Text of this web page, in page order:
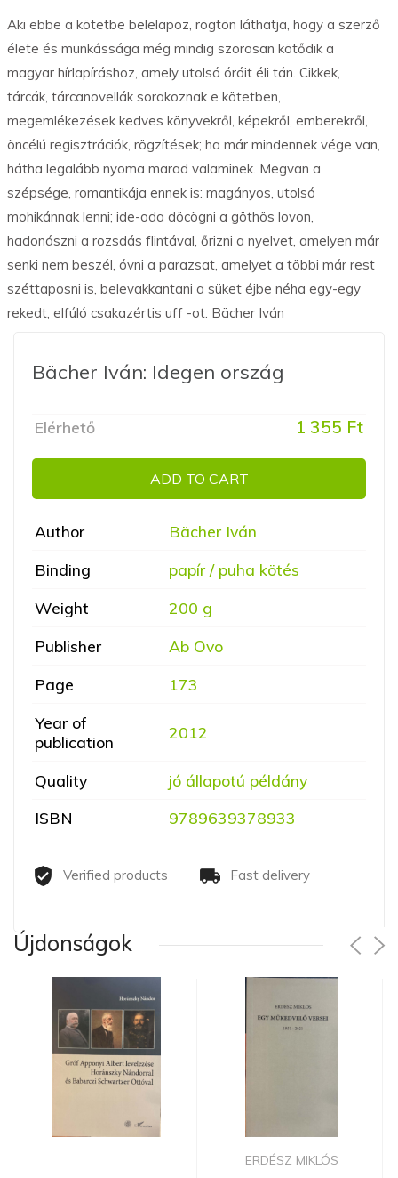
Aki ebbe a kötetbe belelapoz, rögtön láthatja, hogy a szerző
élete és munkássága még mindig szorosan kötődik a
magyar hírlapíráshoz, amely utolsó óráit éli tán. Cikkek,
tárcák, tárcanovellák sorakoznak e kötetben,
megemlékezések kedves könyvekről, képekről, emberekről,
öncélú regisztrációk, rögzítések; ha már mindennek vége van,
hátha legalább nyoma marad valaminek. Megvan a
szépsége, romantikája ennek is: magányos, utolsó
mohikánnak lenni; ide-oda döcögni a göthös lovon,
hadonászni a rozsdás flintával, őrizni a nyelvet, amelyen már
senki nem beszél, óvni a parazsat, amelyet a többi már rest
széttaposni is, belevakkantani a süket éjbe néha egy-egy
rekedt, elfúló csakazértis uff -ot. Bächer Iván
Bächer Iván: Idegen ország
Elérhető 1 355 Ft
ADD TO CART
Author
Bächer Iván
Binding
papír / puha kötés
Weight
200 g
Publisher
Ab Ovo
Page
173
Year of
publication
2012
Quality
jó állapotú példány
ISBN
9789639378933
Verified products Fast delivery
Újdonságok
ERDÉSZ MIKLÓS